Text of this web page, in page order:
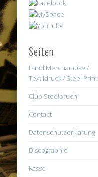
Seiten
Band Merchandise /
Textildruck / Steel Print
Club Steelbruch
Contact
Datenschutzerklärung
Discographie
Kasse